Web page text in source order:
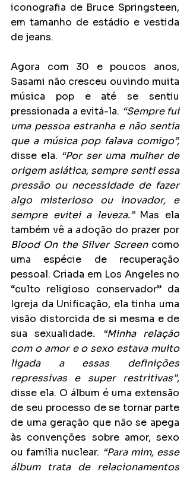
iconografia de Bruce Springsteen,
em tamanho de estádio e vestida
de jeans.
Agora com 30 e poucos anos,
Sasami não cresceu ouvindo muita
música pop e até se sentiu
pressionada a evitá-la. “Sempre fui
uma pessoa estranha e não sentia
que a música pop falava comigo”,
disse ela. “Por ser uma mulher de
origem asiática, sempre senti essa
pressão ou necessidade de fazer
algo misterioso ou inovador, e
sempre evitei a leveza.” Mas ela
Blood On the Silver Screen como
uma espécie de recuperação
pessoal. Criada em Los Angeles no
“culto religioso conservador” da
Igreja da Unificação, ela tinha uma
visão distorcida de si mesma e de
sua sexualidade. “Minha relação
com o amor e o sexo estava muito
ligada a essas definições
repressivas e super restritivas”,
disse ela. O álbum é uma extensão
de seu processo de se tornar parte
de uma geração que não se apega
às convenções sobre amor, sexo
ou família nuclear. “Para mim, esse
álbum trata de relacionamentos